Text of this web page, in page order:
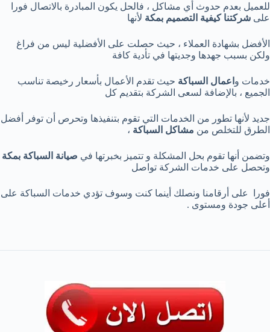
للعميل بعدم حدوث أي مشاكل ، فالحل يكون المبادرة بالاتصال فورا
على شركتنا كيفية التصميم بمكة لأنها
الأفضل بشهادة العملاء ، حيث حصلت على الأفضلية ليس من فراغ
ولكن بسبب جهدها وجديتها في تأدية كافة
خدمات و اعمال السباكة حيث تقدم الأعمال بأسعار رخيصة تناسب
الجميع ، بالإضافة لسعى الشركة بتقديم كل
جديد لأنها تطور من الخدمات التي تقوم بتنفيذها وتحرص أن توفر أفضل
الطرق للتخلص من مشاكل السباكة ،
وتضمن أنها تقوم بحل المشكلة و تتميز بخبرتها في صيانة السباكة بمكة
وتحصل على خدمات الشركة تواصل
فورا على أرقامنا ونصلك أينما كنت وسوف تؤدي خدمات السباكة على
أعلى جودة ومستوى .